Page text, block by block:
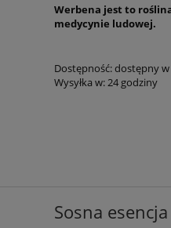
Werbena jest to
medycynie ludowej.
Dostępność:dostępny w
Wysyłka w:24 godziny
Sosna